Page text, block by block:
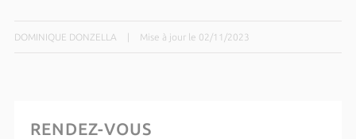
DOMINIQUE DONZELLA Mise à jour le 02/11/2023
RENDEZ-VOUS